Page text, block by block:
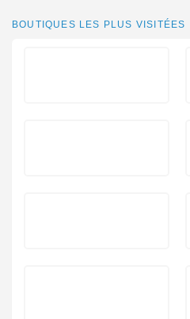
BOUTIQUES LES PLUS VISITÉES